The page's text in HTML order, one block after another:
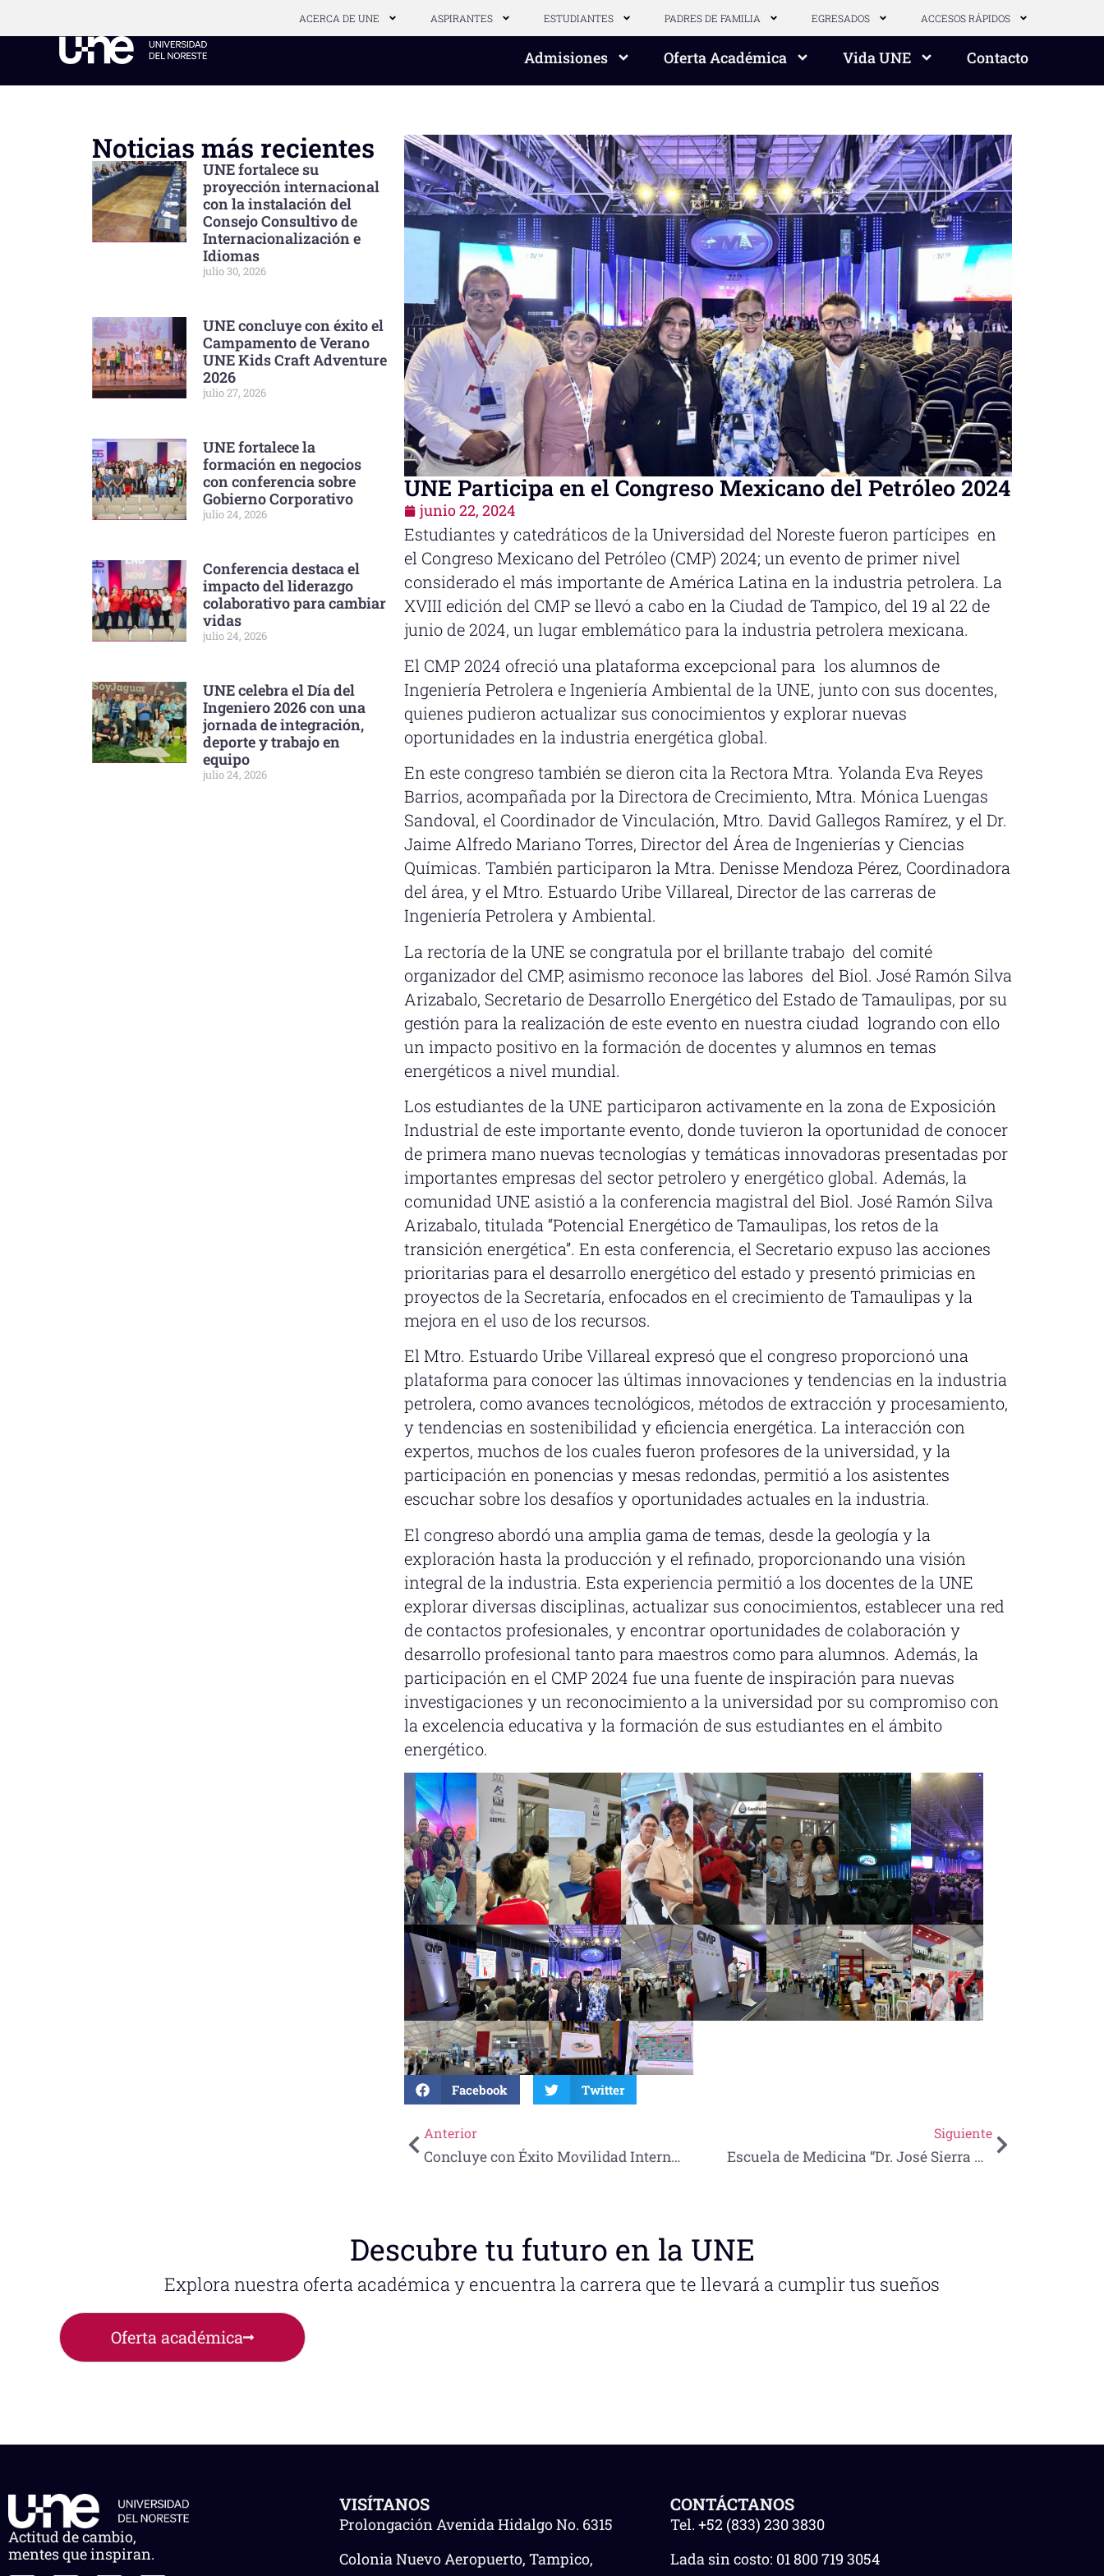
ACERCA DE UNE ASPIRANTES ESTUDIANTES PADRES DE FAMILIA EGRESADOS ACCESOS RÁPIDOS
Admisiones Oferta Académica Vida UNE Contacto
Noticias más recientes
UNE fortalece su
proyección internacional
con la instalación del
Consejo Consultivo de
Internacionalización e
Idiomas
julio 30, 2026
UNE concluye con éxito el
Campamento de Verano
UNE Kids Craft Adventure
2026
julio 27, 2026
UNE fortalece la
formación en negocios
con conferencia sobre
Gobierno Corporativo
julio 24, 2026
Conferencia destaca el
impacto del liderazgo
colaborativo para cambiar
vidas
julio 24, 2026
UNE celebra el Día del
Ingeniero 2026 con una
jornada de integración,
deporte y trabajo en
equipo
julio 24, 2026
UNE Participa en el Congreso Mexicano del Petróleo 2024
junio 22, 2024
Estudiantes y catedráticos de la Universidad del Noreste fueron partícipes en
el Congreso Mexicano del Petróleo (CMP) 2024; un evento de primer nivel
considerado el más importante de América Latina en la industria petrolera. La
XVIII edición del CMP se llevó a cabo en la Ciudad de Tampico, del 19 al 22 de
junio de 2024, un lugar emblemático para la industria petrolera mexicana.
El CMP 2024 ofreció una plataforma excepcional para los alumnos de
Ingeniería Petrolera e Ingeniería Ambiental de la UNE, junto con sus docentes,
quienes pudieron actualizar sus conocimientos y explorar nuevas
oportunidades en la industria energética global.
En este congreso también se dieron cita la Rectora Mtra. Yolanda Eva Reyes
Barrios, acompañada por la Directora de Crecimiento, Mtra. Mónica Luengas
Sandoval, el Coordinador de Vinculación, Mtro. David Gallegos Ramírez, y el Dr.
Jaime Alfredo Mariano Torres, Director del Área de Ingenierías y Ciencias
Químicas. También participaron la Mtra. Denisse Mendoza Pérez, Coordinadora
del área, y el Mtro. Estuardo Uribe Villareal, Director de las carreras de
Ingeniería Petrolera y Ambiental.
La rectoría de la UNE se congratula por el brillante trabajo del comité
organizador del CMP, asimismo reconoce las labores del Biol. José Ramón Silva
Arizabalo, Secretario de Desarrollo Energético del Estado de Tamaulipas, por su
gestión para la realización de este evento en nuestra ciudad logrando con ello
un impacto positivo en la formación de docentes y alumnos en temas
energéticos a nivel mundial.
Los estudiantes de la UNE participaron activamente en la zona de Exposición
Industrial de este importante evento, donde tuvieron la oportunidad de conocer
de primera mano nuevas tecnologías y temáticas innovadoras presentadas por
importantes empresas del sector petrolero y energético global. Además, la
comunidad UNE asistió a la conferencia magistral del Biol. José Ramón Silva
Arizabalo, titulada “Potencial Energético de Tamaulipas, los retos de la
transición energética”. En esta conferencia, el Secretario expuso las acciones
prioritarias para el desarrollo energético del estado y presentó primicias en
proyectos de la Secretaría, enfocados en el crecimiento de Tamaulipas y la
mejora en el uso de los recursos.
El Mtro. Estuardo Uribe Villareal expresó que el congreso proporcionó una
plataforma para conocer las últimas innovaciones y tendencias en la industria
petrolera, como avances tecnológicos, métodos de extracción y procesamiento,
y tendencias en sostenibilidad y eficiencia energética. La interacción con
expertos, muchos de los cuales fueron profesores de la universidad, y la
participación en ponencias y mesas redondas, permitió a los asistentes
escuchar sobre los desafíos y oportunidades actuales en la industria.
El congreso abordó una amplia gama de temas, desde la geología y la
exploración hasta la producción y el refinado, proporcionando una visión
integral de la industria. Esta experiencia permitió a los docentes de la UNE
explorar diversas disciplinas, actualizar sus conocimientos, establecer una red
de contactos profesionales, y encontrar oportunidades de colaboración y
desarrollo profesional tanto para maestros como para alumnos. Además, la
participación en el CMP 2024 fue una fuente de inspiración para nuevas
investigaciones y un reconocimiento a la universidad por su compromiso con
la excelencia educativa y la formación de sus estudiantes en el ámbito
energético.
Facebook Twitter
Anterior
Concluye con Éxito Movilidad Internacional del Programa PILA Virtual 2024/01
Siguiente
Escuela de Medicina “Dr. José Sierra Flores” obtiene el Primer Lugar en el Torneo Nacional de Casos Clínicos con Pacientes Virtuales Estandarizados AMFEM 2024
Descubre tu futuro en la UNE
Explora nuestra oferta académica y encuentra la carrera que te llevará a cumplir tus sueños
Oferta académica
Actitud de cambio,
mentes que inspiran.
VISÍTANOS
Prolongación Avenida Hidalgo No. 6315
Colonia Nuevo Aeropuerto, Tampico,
CONTÁCTANOS
Tel.+52 (833) 230 3830
Lada sin costo: 01 800 719 3054